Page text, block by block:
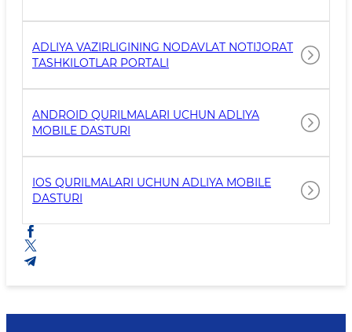
ADLIYA VAZIRLIGINING NODAVLAT NOTIJORAT
TASHKILOTLAR PORTALI
ANDROID QURILMALARI UCHUN ADLIYA
MOBILE DASTURI
IOS QURILMALARI UCHUN ADLIYA MOBILE
DASTURI